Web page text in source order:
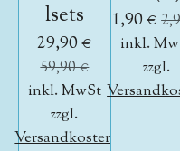
lsets
29,90 €
59,90 €
inkl. MwSt
zzgl.
Versandkosten
1,90 €
inkl.
zzgl.